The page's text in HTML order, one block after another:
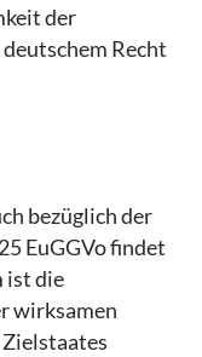
der
Recht
bezüglich der
EuGGVo findet
ist die
wirksamen
Zielstaates